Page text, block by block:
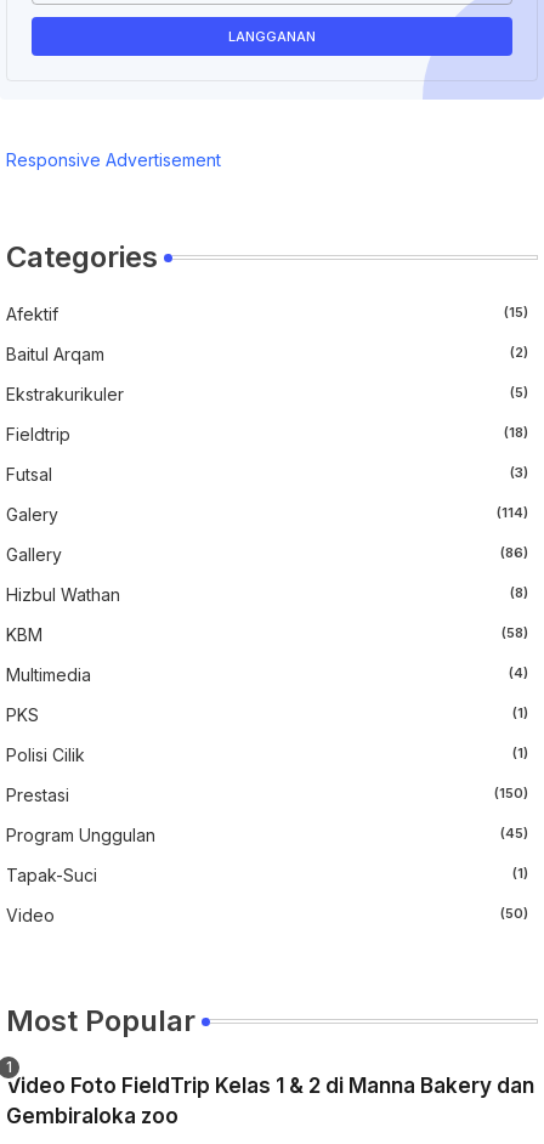
Responsive Advertisement
Categories
Afektif (15)
Baitul Arqam (2)
Ekstrakurikuler (5)
Fieldtrip (18)
Futsal (3)
Galery (114)
Gallery (86)
Hizbul Wathan (8)
KBM (58)
Multimedia (4)
PKS (1)
Polisi Cilik (1)
Prestasi (150)
Program Unggulan (45)
Tapak-Suci (1)
Video (50)
Most Popular
Video Foto FieldTrip Kelas 1 & 2 di Manna Bakery dan
Gembiraloka zoo